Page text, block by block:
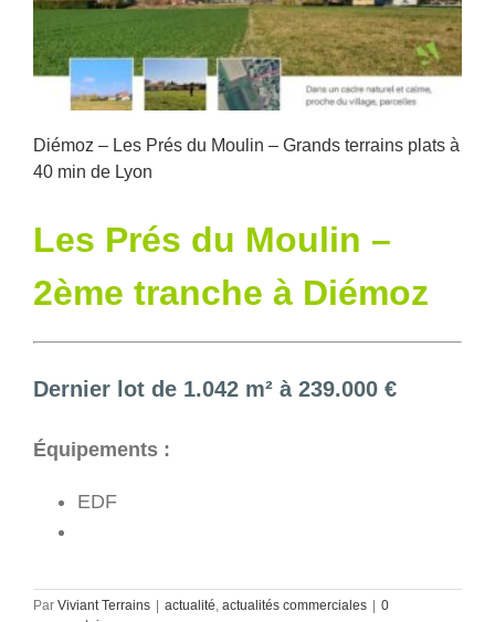
Lyon
Diémoz – Les Prés du Moulin – Grands terrains plats à
40 min de Lyon
Les Prés du Moulin –
2ème tranche à Diémoz
Dernier lot de 1.042 m² à 239.000 €
Équipements :
EDF
Par Viviant Terrains | actualité actualités commerciales | 0